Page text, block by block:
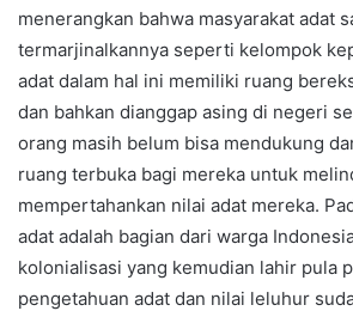
menerangkan bahwa masyarakat adat
termarjinalkannya seperti kelompok
adat dalam hal ini memiliki ruang
dan bahkan dianggap asing di negeri
orang masih belum bisa mendukung
ruang terbuka bagi mereka untuk
mempertahankan nilai adat mereka.
adat adalah bagian dari warga
kolonialisasi yang kemudian lahir pula
pengetahuan adat dan nilai leluhur